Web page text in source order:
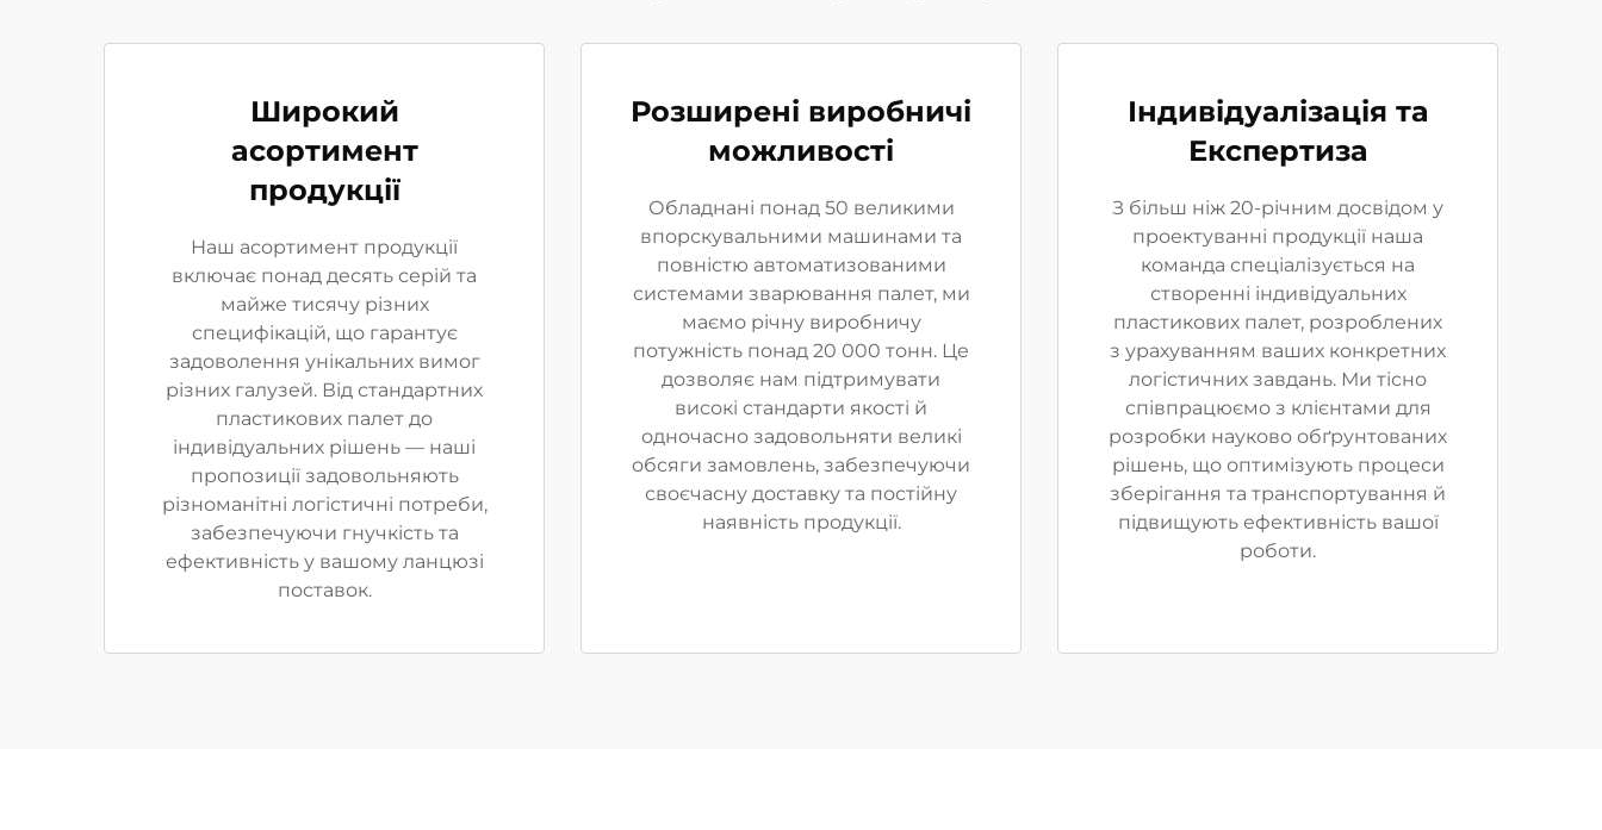
Широкий
асортимент
продукції
Наш асортимент продукції
включає понад десять серій та
майже тисячу різних
специфікацій, що гарантує
задоволення унікальних вимог
різних галузей. Від стандартних
пластикових палет до
індивідуальних рішень — наші
пропозиції задовольняють
різноманітні логістичні потреби,
забезпечуючи гнучкість та
ефективність у вашому ланцюзі
поставок.
Розширені виробничі
можливості
Обладнані понад 50 великими
впорскувальними машинами та
повністю автоматизованими
системами зварювання палет, ми
маємо річну виробничу
потужність понад 20 000 тонн. Це
дозволяє нам підтримувати
високі стандарти якості й
одночасно задовольняти великі
обсяги замовлень, забезпечуючи
своєчасну доставку та постійну
наявність продукції.
Індивідуалізація та
Експертиза
З більш ніж 20-річним досвідом у
проектуванні продукції наша
команда спеціалізується на
створенні індивідуальних
пластикових палет, розроблених
з урахуванням ваших конкретних
логістичних завдань. Ми тісно
співпрацюємо з клієнтами для
розробки науково обґрунтованих
рішень, що оптимізують процеси
зберігання та транспортування й
підвищують ефективність вашої
роботи.